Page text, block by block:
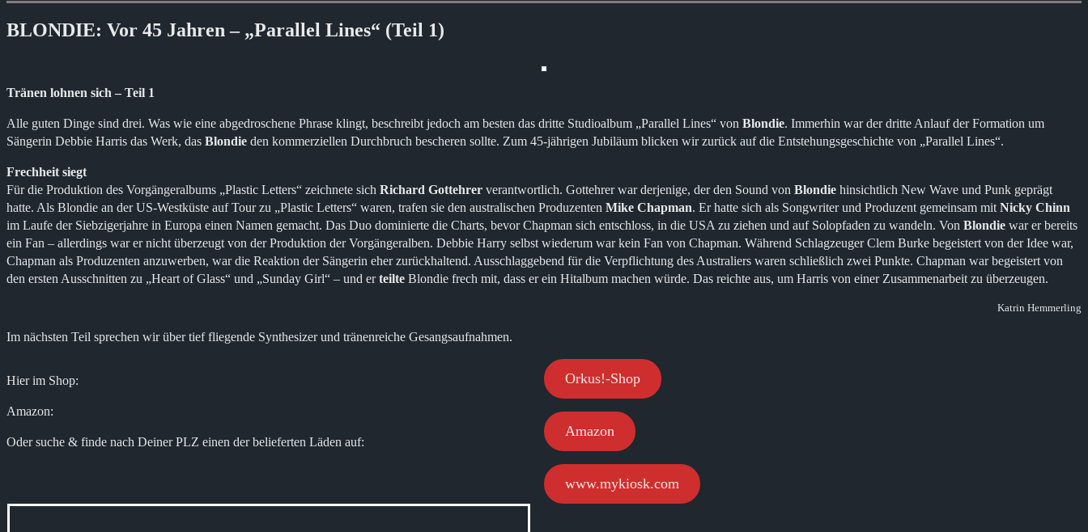
BLONDIE: Vor 45 Jahren – „Parallel Lines“ (Teil 1)
Tränen lohnen sich – Teil 1
Alle guten Dinge sind drei. Was wie eine abgedroschene Phrase klingt, beschreibt jedoch am besten das dritte Studioalbum „Parallel Lines“ von Blondie. Immerhin war der dritte Anlauf der Formation um
Sängerin Debbie Harris das Werk, das Blondie den kommerziellen Durchbruch bescheren sollte. Zum 45-jährigen Jubiläum blicken wir zurück auf die Entstehungsgeschichte von „Parallel Lines“.
Frechheit siegt
Für die Produktion des Vorgängeralbums „Plastic Letters“ zeichnete sich Richard Gottehrer verantwortlich. Gottehrer war derjenige, der den Sound von Blondie hinsichtlich New Wave und Punk geprägt
hatte. Als Blondie an der US-Westküste auf Tour zu „Plastic Letters“ waren, trafen sie den australischen Produzenten Mike Chapman. Er hatte sich als Songwriter und Produzent gemeinsam mitNicky Chinn
im Laufe der Siebzigerjahre in Europa einen Namen gemacht. Das Duo dominierte die Charts, bevor Chapman sich entschloss, in die USA zu ziehen und auf Solopfaden zu wandeln. Von Blondie war er bereits
ein Fan – allerdings war er nicht überzeugt von der Produktion der Vorgängeralben. Debbie Harry selbst wiederum war kein Fan von Chapman. Während Schlagzeuger Clem Burke begeistert von der Idee war,
Chapman als Produzenten anzuwerben, war die Reaktion der Sängerin eher zurückhaltend. Ausschlaggebend für die Verpflichtung des Australiers waren schließlich zwei Punkte. Chapman war begeistert von
den ersten Ausschnitten zu „Heart of Glass“ und „Sunday Girl“ – und erteilte Blondie frech mit, dass er ein Hitalbum machen würde. Das reichte aus, um Harris von einer Zusammenarbeit zu überzeugen.
Katrin Hemmerling
Im nächsten Teil sprechen wir über tief fliegende Synthesizer und tränenreiche Gesangsaufnahmen.
Hier im Shop:
Amazon:
Oder suche & finde nach Deiner PLZ einen der belieferten Läden auf:
Orkus!-Shop
Amazon
www.mykiosk.com